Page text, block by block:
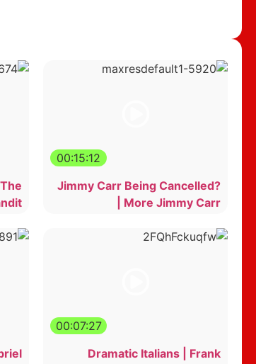
00:15:12
Jimmy Carr Being Cancelled?
| More Jimmy Carr
00:07:27
Dramatic Italians | Frank